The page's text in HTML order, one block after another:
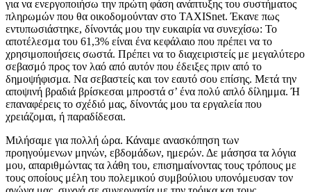
για να ενεργοποιήσω την πρώτη φάση ανάπτυξης του συστήματος
πληρωμών που θα οικοδομούνταν στο TAXISnet. Έκανε πως
εντυπωσιάστηκε, δίνοντάς μου την ευκαιρία να συνεχίσω: Το
αποτέλεσμα του 61,3% είναι ένα κεφάλαιο που πρέπει να το
χρησιμοποιήσεις σωστά. Πρέπει να το διαχειριστείς με μεγαλύτερο
σεβασμό προς τον λαό από αυτόν που έδειξες πριν από το
δημοψήφισμα. Να σεβαστείς και τον εαυτό σου επίσης. Μετά την
αποψινή βραδιά βρίσκεσαι μπροστά σ’ ένα πολύ απλό δίλημμα. Ή
επαναφέρεις το σχέδιό μας, δίνοντάς μου τα εργαλεία που
χρειάζομαι, ή παραδίδεσαι.
Μιλήσαμε για πολλή ώρα. Κάναμε ανασκόπηση των
προηγούμενων μηνών, εβδομάδων, ημερών. Δε μάσησα τα λόγια
μου, απαριθμώντας τα λάθη του, επισημαίνοντας τους τρόπους με
τους οποίους μέλη του πολεμικού συμβούλιου υπονόμευσαν τον